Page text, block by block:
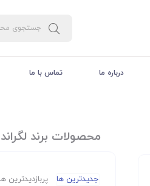
درباره ما تماس با ما
محصولات برند لگراند
جدیدترین ها پربازدیدترین ها